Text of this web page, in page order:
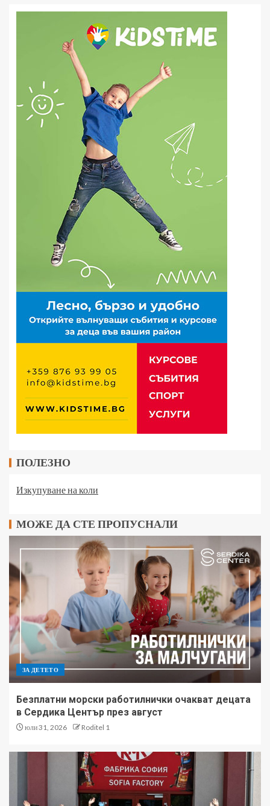
ПОЛЕЗНО
Изкупуване на коли
МОЖЕ ДА СТЕ ПРОПУСНАЛИ
ЗА ДЕТЕТО
Безплатни морски работилнички очакват децата
в Сердика Център през август
юли 31, 2026 Roditel 1